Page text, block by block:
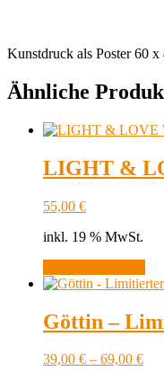
Kunstdruck als Poster 60 x
Ähnliche
LIGHT &
55,00 €
inkl. 19 % MwSt.
Göttin –
39,00 € – 69,00 €